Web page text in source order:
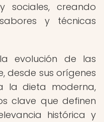
sociales, creando
y técnicas
evolución de las
desde sus orígenes
la dieta moderna,
clave que definen
histórica y